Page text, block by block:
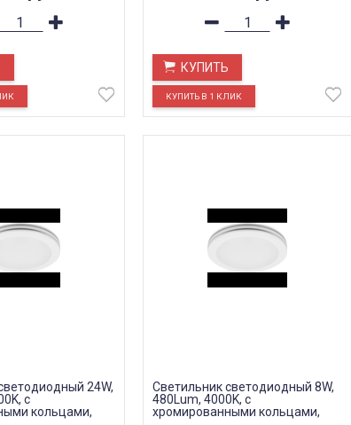
КУПИТЬ
24W,
с
кольцами,
Светильник светодиодный 8W,
480Lum, 4000K, с
хромированными кольцами,